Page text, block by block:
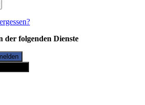
der folgenden Dienste